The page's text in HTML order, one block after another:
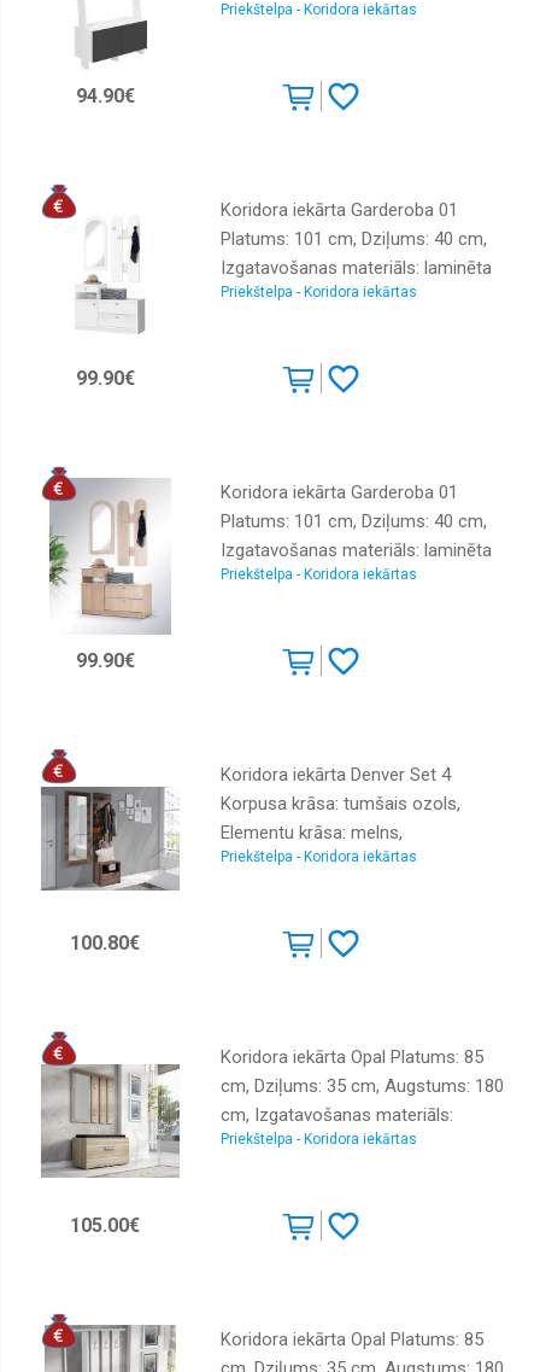
balts, Elementu krāsa: melns,
spīdīga, Ar spoguli: nē, Ar pakaramo:
Priekštelpa - Koridora iekārtas
94.90€
Koridora iekārta Garderoba 01
Platums: 101 cm, Dziļums: 40 cm,
Izgatavošanas materiāls: laminēta
MDF plātne + nažfinieris, Virsma:
plauktu: 1, Krāsa: balts
Priekštelpa - Koridora iekārtas
99.90€
Koridora iekārta Garderoba 01
Platums: 101 cm, Dziļums: 40 cm,
Izgatavošanas materiāls: laminēta
MDF plātne + nažfinieris, Virsma:
plauktu: 1, Krāsa: sonoma
Priekštelpa - Koridora iekārtas
99.90€
Koridora iekārta Denver Set 4
Korpusa krāsa: tumšais ozols,
Elementu krāsa: melns,
Izgatavošanas materiāls: LKSP,
Priekštelpa - Koridora iekārtas
100.80€
Koridora iekārta Opal Platums: 85
cm, Dziļums: 35 cm, Augstums: 180
cm, Izgatavošanas materiāls:
laminēta KSP plātne, Elementu
Priekštelpa - Koridora iekārtas
105.00€
Koridora iekārta Opal Platums: 85